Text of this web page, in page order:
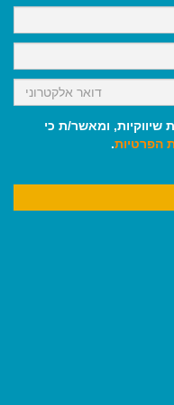
k
שיווקיות, ומאשר/ת כי
הפרטיות.